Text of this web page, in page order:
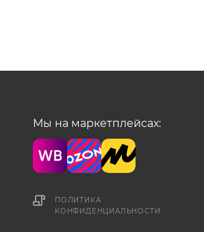
Мы на маркетплейсах:
ПОЛИТИКА
КОНФИДЕНЦИАЛЬНОСТИ